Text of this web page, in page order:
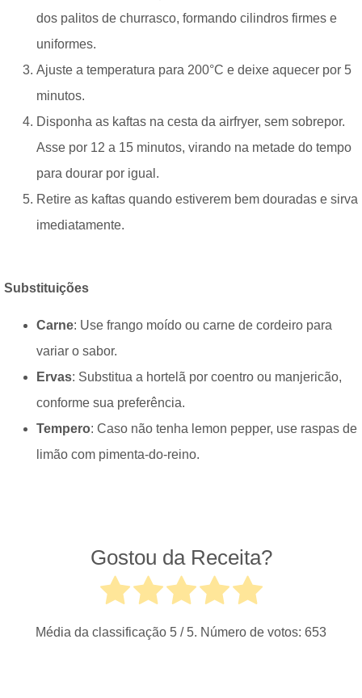
dos palitos de churrasco, formando cilindros firmes e
uniformes.
Ajuste a temperatura para 200°C e deixe aquecer por 5
minutos.
Disponha as kaftas na cesta da airfryer, sem sobrepor.
Asse por 12 a 15 minutos, virando na metade do tempo
para dourar por igual.
Retire as kaftas quando estiverem bem douradas e sirva
imediatamente.
Substituições
Carne: Use frango moído ou carne de cordeiro para
variar o sabor.
Ervas: Substitua a hortelã por coentro ou manjericão,
conforme sua preferência.
Tempero: Caso não tenha lemon pepper, use raspas de
limão com pimenta-do-reino.
Gostou da Receita?
Média da classificação 5 / 5. Número de votos: 653